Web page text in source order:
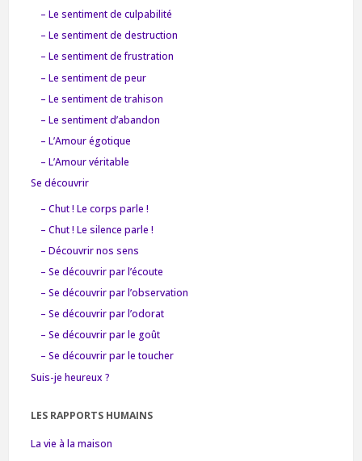
– Le sentiment de culpabilité
– Le sentiment de destruction
– Le sentiment de frustration
– Le sentiment de peur
– Le sentiment de trahison
– Le sentiment d’abandon
– L’Amour égotique
– L’Amour véritable
Se découvrir
– Chut ! Le corps parle !
– Chut ! Le silence parle !
– Découvrir nos sens
– Se découvrir par l’écoute
– Se découvrir par l’observation
– Se découvrir par l’odorat
– Se découvrir par le goût
– Se découvrir par le toucher
Suis-je heureux ?
LES RAPPORTS HUMAINS
La vie à la maison